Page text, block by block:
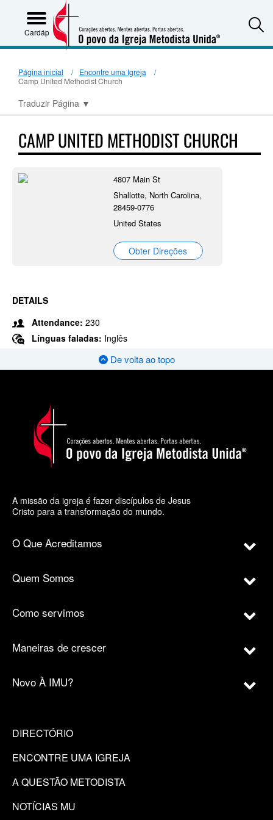
Cardápio
Página inicial
Encontre uma Igreja
Camp United Methodist Church
Traduzir Página ▼
CAMP UNITED METHODIST CHURCH
4807 Main St
Shallotte, North Carolina,
28459-0776
United States
Obter Direções
DETAILS
Attendance: 230
Línguas faladas: Inglês
De volta ao topo
A missão da igreja é fazer discípulos de Jesus
Cristo para a transformação do mundo.
O Que Acreditamos
Quem Somos
Como servimos
Maneiras de crescer
Novo À IMU?
DIRECTÓRIO
ENCONTRE UMA IGREJA
A QUESTÃO METODISTA
NOTÍCIAS MU